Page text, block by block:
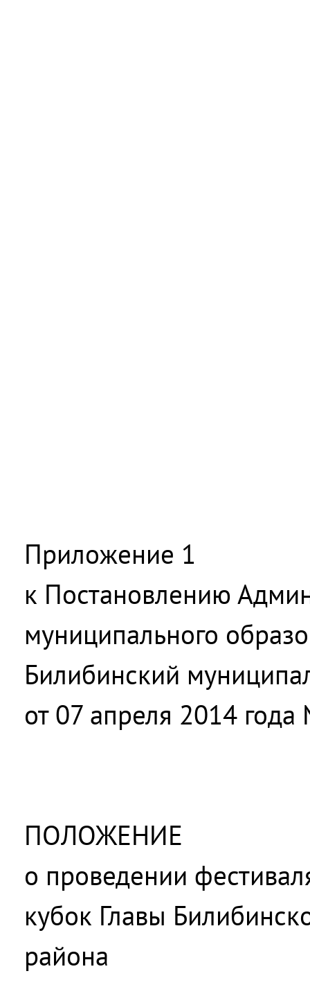
Приложение 1
к Постановлению
муниципального
Билибинский
от 07 апреля 2014
ПОЛОЖЕНИЕ
о проведении
кубок Главы
района